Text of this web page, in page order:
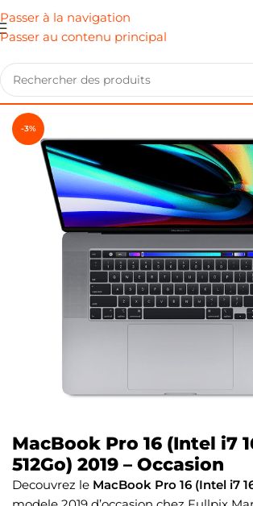
Passer à la navigation
Passer au contenu principal
-3%
MacBook Pro 16 (Intel i7
512Go) 2019 – Occasion
Decouvrez le MacBook Pro 16 (Intel i7